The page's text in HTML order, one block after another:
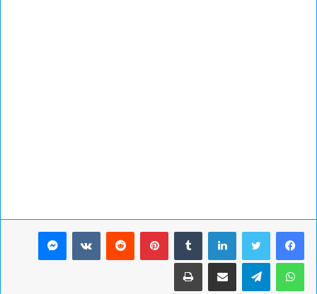
لينكدإن بينتيريست ماسنجر
واتساب تيلقرام مشاركة عبر البريد طباعة